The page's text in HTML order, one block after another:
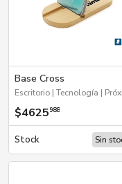
Base Cross
$4625988
Stock Sin